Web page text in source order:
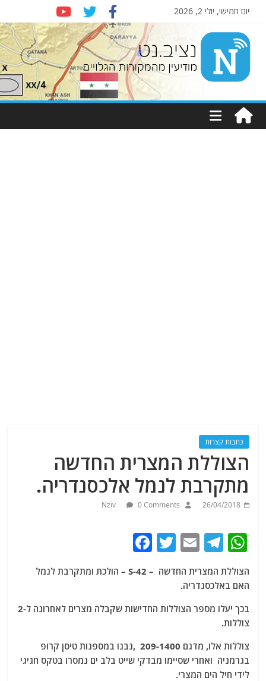
יום חמישי, יולי 2, 2026
Nziv.net
מודיעין
מהמקורות
כתבות קצרות
הצוללת המצרית החדשה
מתקרבת לנמל אלכסנדריה.
26/04/2018
Nziv 0 Comments
W
h
at
s
A
p
p
T
e
g
ra
m
E
ai
l
T
itt
er
c
e
b
o
o
הצוללת המצרית החדשה – S-42 – הולכת ומתקרבת לנמל
האם באלכסנדריה.
בכך יעלו מספר הצוללות החדישות שקבלה מצרים לאחרונה ל-2
צוללות.
צוללות אלו, מדגם 209-1400 ,נבנו במספנות טיסן קרופ
בגרמניה ואחרי שסיימו מבדקי שייט בלב ים נמסרו בטקס חגיגי
לידי חיל הים המצרי.